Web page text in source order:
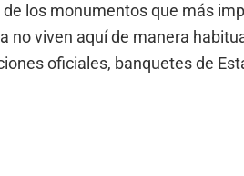
de los monumentos que más
no viven aquí de manera
oficiales, banquetes de